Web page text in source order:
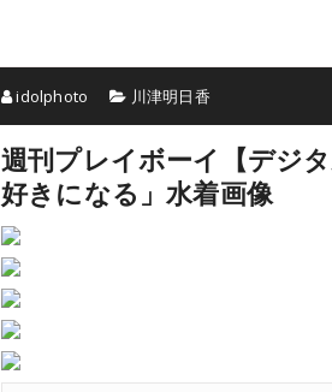
idolphoto 川津明日香
週刊プレイボーイ【デジ
好きになる」水着画像